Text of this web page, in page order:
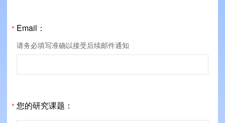
* Email：
请务必填写准确以接受后续邮件通知
*您的研究课题：